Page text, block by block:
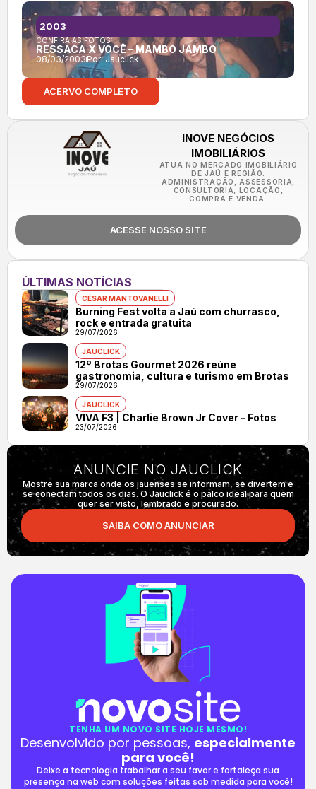
CONFIRA AS FOTOS:
RESSACA X VOCÊ – MAMBO JAMBO
08/03/2003Por:Jauclick
2003
ACERVO COMPLETO
INOVE NEGÓCIOS
IMOBILIÁRIOS
ATUA NO MERCADO IMOBILIÁRIO
DE JAÚ E REGIÃO.
ADMINISTRAÇÃO, ASSESSORIA,
CONSULTORIA, LOCAÇÃO,
COMPRA E VENDA.
ACESSE NOSSO SITE
ÚLTIMAS NOTÍCIAS
CÉSAR MANTOVANELLI
Burning Fest volta a Jaú com churrasco,
rock e entrada gratuita
29/07/2026
JAUCLICK
12º Brotas Gourmet 2026 reúne
gastronomia, cultura e turismo em Brotas
29/07/2026
JAUCLICK
VIVA F3 | Charlie Brown Jr Cover - Fotos
23/07/2026
ANUNCIE NO JAUCLICK
Mostre sua marca onde os jauenses se informam, se divertem e
se conectam todos os dias. O Jauclick é o palco ideal para quem
quer ser visto, lembrado e procurado.
SAIBA COMO ANUNCIAR
TENHA UM NOVO SITE HOJE MESMO!
Desenvolvido por pessoas, especialmente
para você!
Deixe a tecnologia trabalhar a seu favor e fortaleça sua
presença na web com soluções feitas sob medida para você!